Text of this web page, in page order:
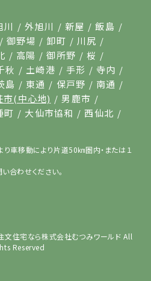
川 外旭川 新屋
飯島
御野場 卸町
川尻
高陽 御所野
桜
秋 土崎港 手形
寺内
島 東通 保戸野
南通
市(中心地)
男鹿市
町 大仙市協和
西仙北
車移動により片道50㎞圏内・または１
合わせください。
文住宅なら株式会社むつみワールド All
Reserved